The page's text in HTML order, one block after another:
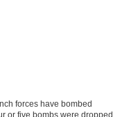
forces have bombed
or five bombs were dropped